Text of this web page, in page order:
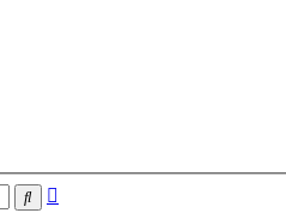
Suche